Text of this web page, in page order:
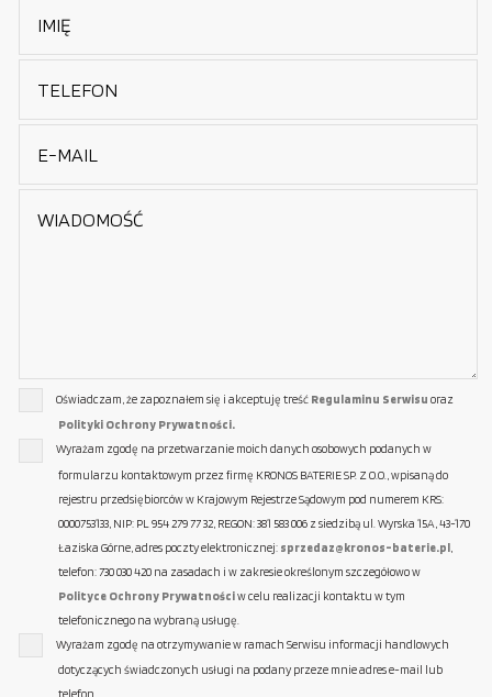
Oświadczam, że zapoznałem się i akceptuję treść Regulaminu Serwisu oraz
Polityki Ochrony Prywatności.
Wyrażam zgodę na przetwarzanie moich danych osobowych podanych w
formularzu kontaktowym przez firmę KRONOS BATERIE SP. Z O.O., wpisaną do
rejestru przedsiębiorców w Krajowym Rejestrze Sądowym pod numerem KRS:
0000753133, NIP: PL 954 279 77 32, REGON: 381 583 006 z siedzibą ul. Wyrska 15A, 43-170
Łaziska Górne, adres poczty elektronicznej: sprzedaz@kronos-baterie.pl
telefon: 730 030 420 na zasadach i w zakresie określonym szczegółowo w
Polityce Ochrony Prywatnościw celu realizacji kontaktu w tym
telefonicznego na wybraną usługę.
Wyrażam zgodę na otrzymywanie w ramach Serwisu informacji handlowych
dotyczących świadczonych usługi na podany przeze mnie adres e-mail lub
telefon.